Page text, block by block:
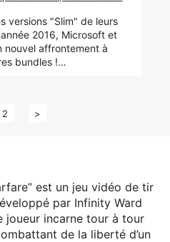
est un jeu vidéo de tir
par Infinity Ward
joueur incarne tour à tour
de la liberté d’un
versions "Slim" de leurs
2016, Microsoft et
nouvel affrontement à
bundles !…
2 >